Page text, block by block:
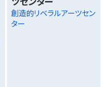
創造的リベラルアーツセン
ター